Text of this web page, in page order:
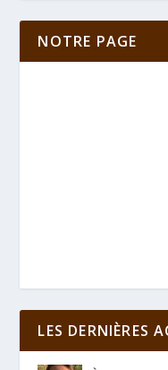
NOTRE PAGE
LES DERNIÈRES